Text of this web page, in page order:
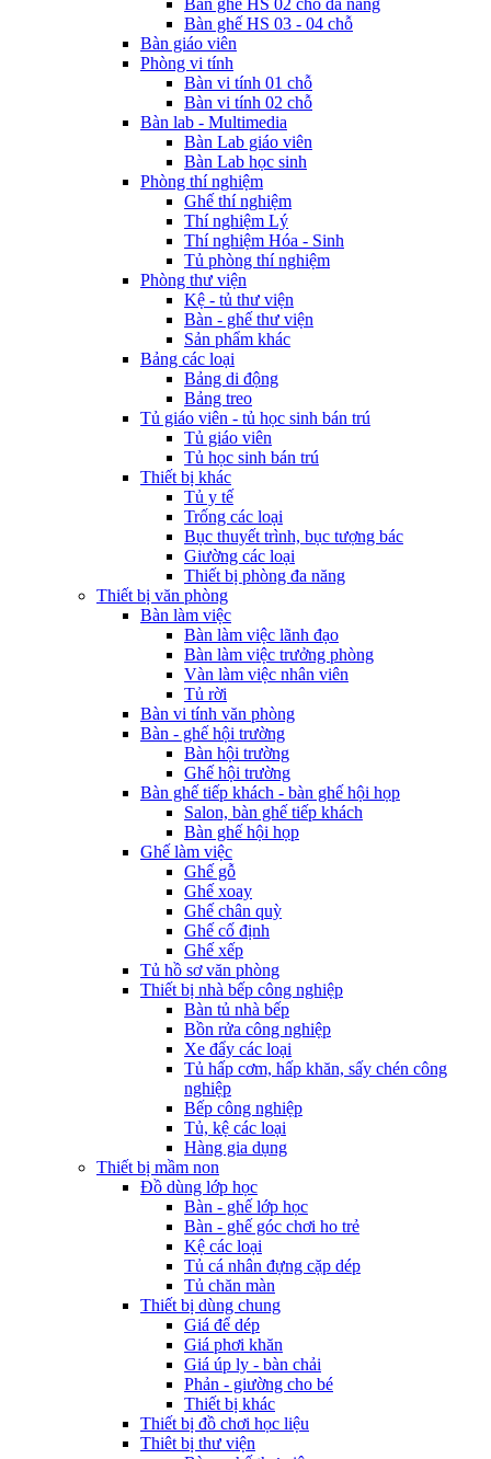
Bàn ghế HS 02 chỗ đa năng
Bàn ghế HS 03 - 04 chỗ
Bàn giáo viên
Phòng vi tính
Bàn vi tính 01 chỗ
Bàn vi tính 02 chỗ
Bàn lab - Multimedia
Bàn Lab giáo viên
Bàn Lab học sinh
Phòng thí nghiệm
Ghế thí nghiệm
Thí nghiệm Lý
Thí nghiệm Hóa - Sinh
Tủ phòng thí nghiệm
Phòng thư viện
Kệ - tủ thư viện
Bàn - ghế thư viện
Sản phẩm khác
Bảng các loại
Bảng di động
Bảng treo
Tủ giáo viên - tủ học sinh bán trú
Tủ giáo viên
Tủ học sinh bán trú
Thiết bị khác
Tủ y tế
Trống các loại
Bục thuyết trình, bục tượng bác
Giường các loại
Thiết bị phòng đa năng
Thiết bị văn phòng
Bàn làm việc
Bàn làm việc lãnh đạo
Bàn làm việc trưởng phòng
Vàn làm việc nhân viên
Tủ rời
Bàn vi tính văn phòng
Bàn - ghế hội trường
Bàn hội trường
Ghế hội trường
Bàn ghế tiếp khách - bàn ghế hội họp
Salon, bàn ghế tiếp khách
Bàn ghế hội họp
Ghế làm việc
Ghế gỗ
Ghế xoay
Ghế chân quỳ
Ghế cố định
Ghế xếp
Tủ hồ sơ văn phòng
Thiết bị nhà bếp công nghiệp
Bàn tủ nhà bếp
Bồn rửa công nghiệp
Xe đẩy các loại
Tủ hấp cơm, hấp khăn, sấy chén công
nghiệp
Bếp công nghiệp
Tủ, kệ các loại
Hàng gia dụng
Thiết bị mầm non
Đồ dùng lớp học
Bàn - ghế lớp học
Bàn - ghế góc chơi ho trẻ
Kệ các loại
Tủ cá nhân đựng cặp dép
Tủ chăn màn
Thiết bị dùng chung
Giá để dép
Giá phơi khăn
Giá úp ly - bàn chải
Phản - giường cho bé
Thiết bị khác
Thiết bị đồ chơi học liệu
Thiêt bị thư viện